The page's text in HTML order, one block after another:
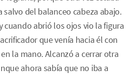
salvo del balanceo cabeza abajo.
cuando abrió los ojos vio la figura
que venía hacia él con
la mano. Alcanzó a cerrar otra
ahora sabía que no iba a